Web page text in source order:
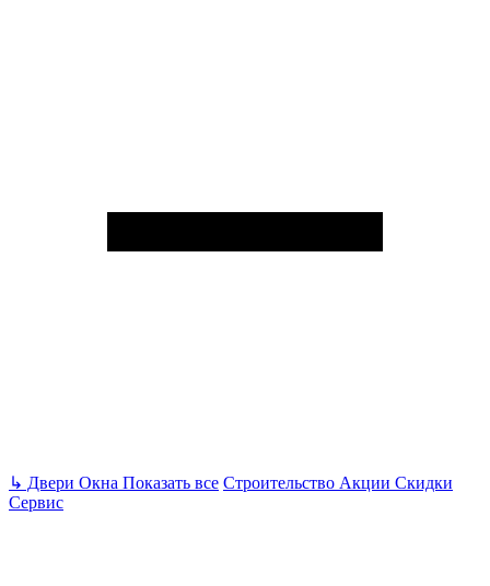
↳ Двери Окна Показать все Строительство Акции Скидки
Сервис